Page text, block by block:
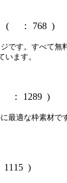
( ： 768 )
です。すべて無
ます。
： 1289 )
最適な枠素材で
1115 )